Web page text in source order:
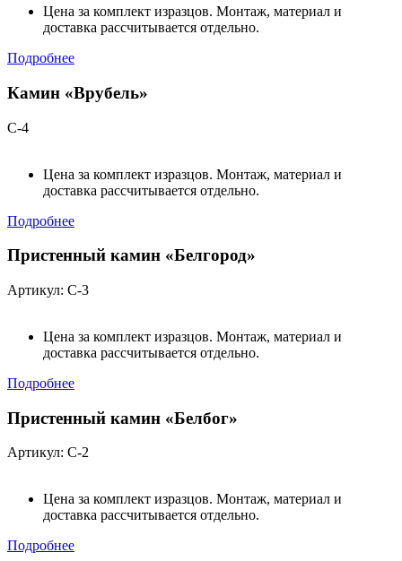
Цена за комплект изразцов. Монтаж, материал и
доставка рассчитывается отдельно.
Подробнее
Камин «Врубель»
С-4
Цена за комплект изразцов. Монтаж, материал и
доставка рассчитывается отдельно.
Подробнее
Пристенный камин «Белгород»
Артикул: С-3
Цена за комплект изразцов. Монтаж, материал и
доставка рассчитывается отдельно.
Подробнее
Пристенный камин «Белбог»
Артикул: С-2
Цена за комплект изразцов. Монтаж, материал и
доставка рассчитывается отдельно.
Подробнее